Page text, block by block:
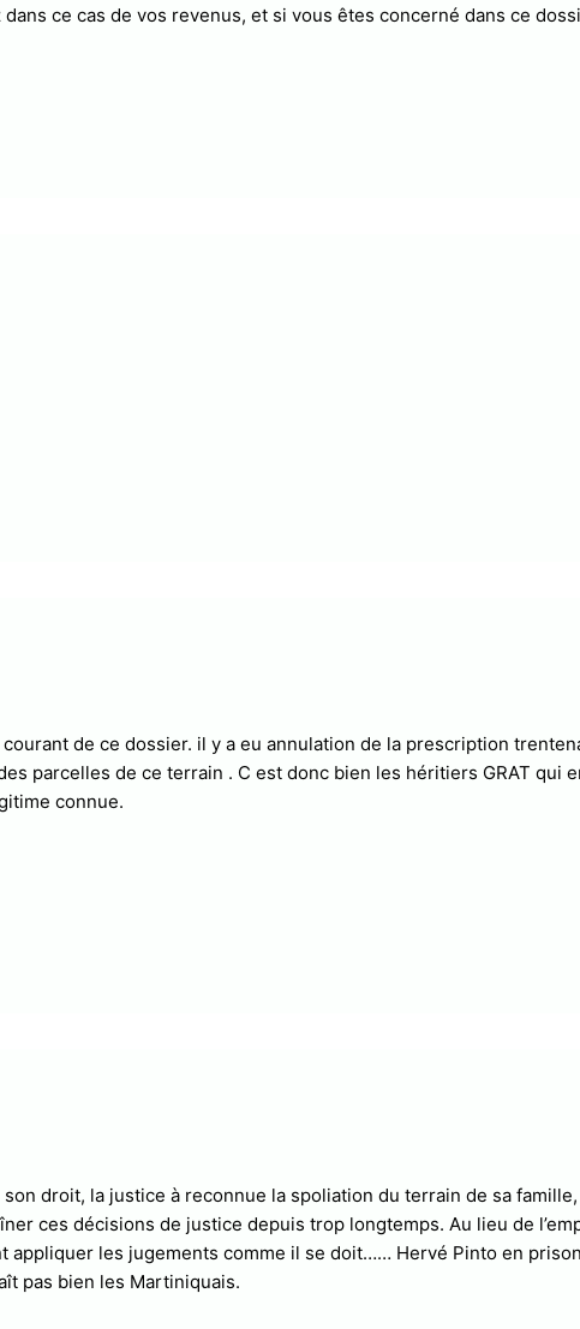
ce cas de vos revenus, et si vous êtes concerné dans ce
de ce dossier. il y a eu annulation de la prescription
parcelles de ce terrain . C est donc bien les héritiers GRAT qui
connue.
droit, la justice à reconnue la spoliation du terrain de sa
ces décisions de justice depuis trop longtemps. Au lieu de
appliquer les jugements comme il se doit…… Hervé Pinto en
pas bien les Martiniquais.